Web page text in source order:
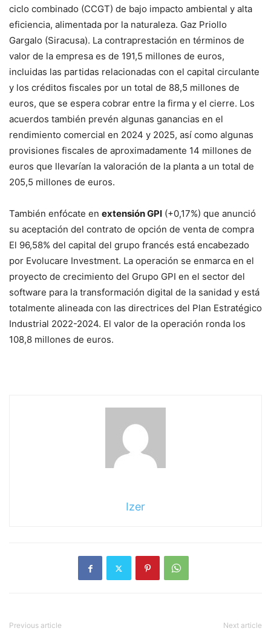
ciclo combinado (CCGT) de bajo impacto ambiental y alta
eficiencia, alimentada por la naturaleza. Gaz Priollo
Gargalo (Siracusa). La contraprestación en términos de
valor de la empresa es de 191,5 millones de euros,
incluidas las partidas relacionadas con el capital circulante
y los créditos fiscales por un total de 88,5 millones de
euros, que se espera cobrar entre la firma y el cierre. Los
acuerdos también prevén algunas ganancias en el
rendimiento comercial en 2024 y 2025, así como algunas
provisiones fiscales de aproximadamente 14 millones de
euros que llevarían la valoración de la planta a un total de
205,5 millones de euros.
También enfócate en extensión GPI (+0,17%) que anunció
su aceptación del contrato de opción de venta de compra
El 96,58% del capital del grupo francés está encabezado
por Evolucare Investment. La operación se enmarca en el
proyecto de crecimiento del Grupo GPI en el sector del
software para la transformación digital de la sanidad y está
totalmente alineada con las directrices del Plan Estratégico
Industrial 2022-2024. El valor de la operación ronda los
108,8 millones de euros.
Izer
Previous article Next article